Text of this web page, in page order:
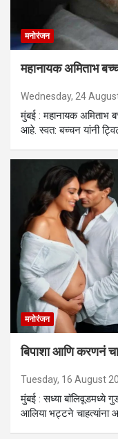
मनोरंजन
महानायक अमिताभ
Wednesday, 24
मुंबई : महानायक अमिताभ
आहे. स्वत: बच्चन यांनी
मनोरंजन
बिपाशा आणि करणनं
Tuesday, 16 August
मुंबई : सध्या बाॅलिवूडमध्ये
आलिया भट्टने चाहत्यांना